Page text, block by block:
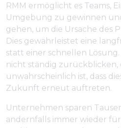
RMM ermöglicht es Teams,
Umgebung zu gewinnen
gehen, um die Ursache des
Dies gewährleistet eine
statt einer schnellen Lösung.
nicht ständig zurückblicken,
unwahrscheinlich ist, dass
Zukunft erneut auftreten.
Unternehmen sparen
andernfalls immer wieder